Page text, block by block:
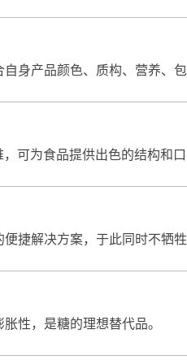
身产品颜色、质构、营养、
可为食品提供出色的结构和
捷解决方案，于此同时不牺牲
性，是糖的理想替代品。